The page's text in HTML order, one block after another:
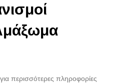
περισσότερες πληροφορίες